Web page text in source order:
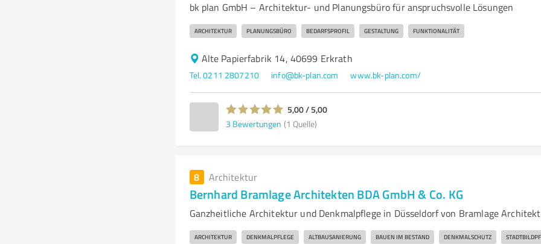
bk plan GmbH – Architektur- und Planungsbüro für anspruchsvolle Lösungen
ARCHITEKTUR PLANUNGSBÜRO BEDARFSPROFIL GESTALTUNG FUNKTIONALITÄT
Alte Papierfabrik 14, 40699 Erkrath
Tel. 0211 2807210 info@bk-plan.com www.bk-plan.com/
5,00 / 5,00
3 Bewertungen (1 Quelle)
8 Architektur
Bernhard Bramlage Architekten BDA GmbH & Co. KG
Ganzheitliche Architektur und Denkmalpflege in Düsseldorf von Bramlage Architekt
ARCHITEKTUR DENKMALPFLEGE ALTBAUSANIERUNG BAUEN IM BESTAND DENKMALSCHUTZ